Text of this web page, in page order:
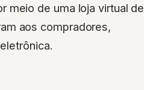
meio de uma loja virtual de
aos compradores,